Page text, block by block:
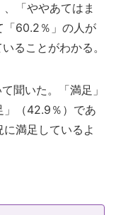
「ややあてはま
「60.2％」の人が
ることがわかる。
聞いた。「満足」
」（42.9％）であ
満足しているよ